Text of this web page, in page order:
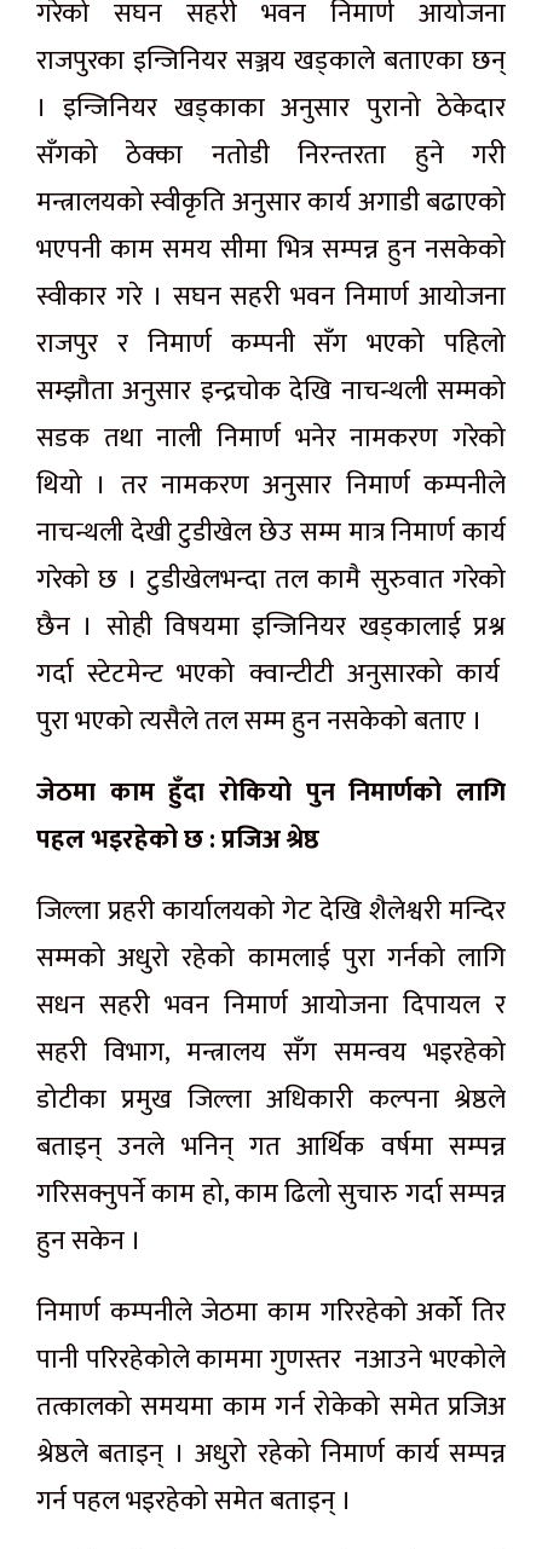
गरेको सघन सहरी भवन निमार्ण आयोजना
राजपुरका इन्जिनियर सञ्जय खड्काले बताएका छन्
। इन्जिनियर खड्काका अनुसार पुरानो ठेकेदार
सँगको ठेक्का नतोडी निरन्तरता हुने गरी
मन्त्रालयको स्वीकृति अनुसार कार्य अगाडी बढाएको
भएपनी काम समय सीमा भित्र सम्पन्न हुन नसकेको
स्वीकार गरे । सघन सहरी भवन निमार्ण आयोजना
राजपुर र निमार्ण कम्पनी सँग भएको पहिलो
सम्झौता अनुसार इन्द्रचोक देखि नाचन्थली सम्मको
सडक तथा नाली निमार्ण भनेर नामकरण गरेको
थियो । तर नामकरण अनुसार निमार्ण कम्पनीले
नाचन्थली देखी टुडीखेल छेउ सम्म मात्र निमार्ण कार्य
गरेको छ । टुडीखेलभन्दा तल कामै सुरुवात गरेको
छैन । सोही विषयमा इन्जिनियर खड्कालाई प्रश्न
गर्दा स्टेटमेन्ट भएको क्वान्टीटी अनुसारको कार्य
पुरा भएको त्यसैले तल सम्म हुन नसकेको बताए ।
जेठमा काम हुँदा रोकियो पुन निमार्णको लागि
पहल भइरहेको छ : प्रजिअ श्रेष्ठ
जिल्ला प्रहरी कार्यालयको गेट देखि शैलेश्वरी मन्दिर
सम्मको अधुरो रहेको कामलाई पुरा गर्नको लागि
सधन सहरी भवन निमार्ण आयोजना दिपायल र
सहरी विभाग, मन्त्रालय सँग समन्वय भइरहेको
डोटीका प्रमुख जिल्ला अधिकारी कल्पना श्रेष्ठले
बताइन् उनले भनिन् गत आर्थिक वर्षमा सम्पन्न
गरिसक्नुपर्ने काम हो, काम ढिलो सुचारु गर्दा सम्पन्न
हुन सकेन ।
निमार्ण कम्पनीले जेठमा काम गरिरहेको अर्को तिर
पानी परिरहेकोले काममा गुणस्तर नआउने भएकोले
तत्कालको समयमा काम गर्न रोकेको समेत प्रजिअ
श्रेष्ठले बताइन् । अधुरो रहेको निमार्ण कार्य सम्पन्न
गर्न पहल भइरहेको समेत बताइन् ।